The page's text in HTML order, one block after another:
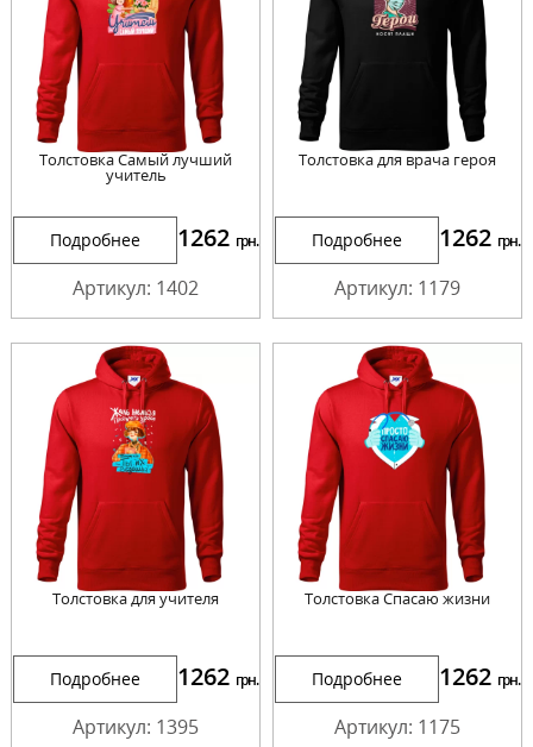
Толстовка Самый лучший
учитель
Подробнее 1262 грн.
Артикул: 1402
Толстовка для врача героя
Подробнее 1262 грн.
Артикул: 1179
Толстовка для учителя
Подробнее 1262 грн.
Артикул: 1395
Толстовка Спасаю жизни
Подробнее 1262 грн.
Артикул: 1175